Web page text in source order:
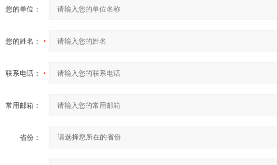
您的单位：
您的姓名：
联系电话：
常用邮箱：
省份：